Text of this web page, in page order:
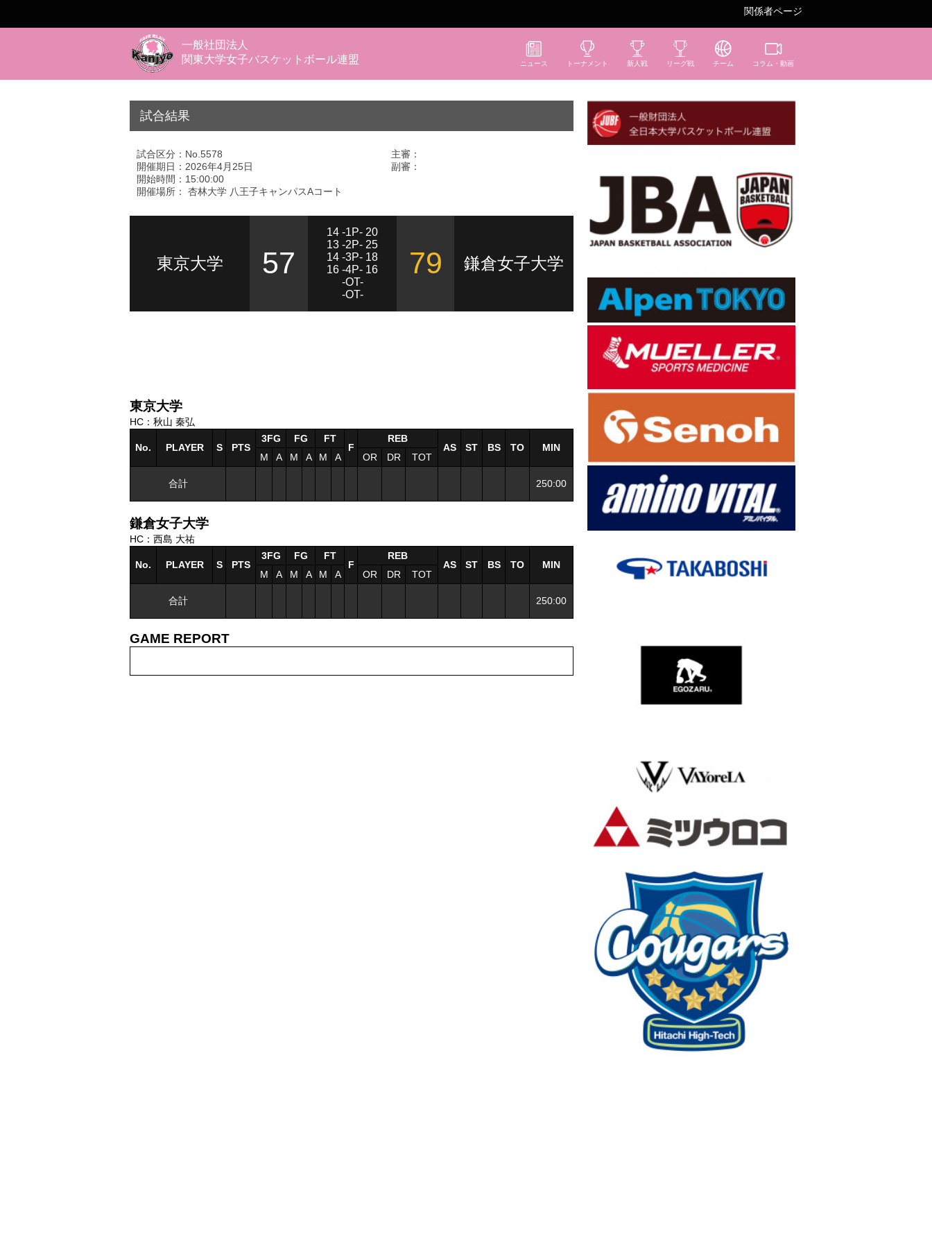
関係者ページ
一般社団法人
関東大学女子バスケットボール連盟
ニュース トーナメント 新人戦 リーグ戦 チーム コラム・動画
試合結果
試合区分：No.5578
開催期日：2026年4月25日
開始時間：15:00:00
開催場所： 杏林大学 八王子キャンパスAコート
主審：
副審：
東京大学 57
14 -1P- 20
13 -2P- 25
14 -3P- 18
16 -4P- 16
-OT-
-OT-
79 鎌倉女子大学
東京大学
HC：秋山 秦弘
No. PLAYER S PTS
3FG FG
FT
F
REB
AS
ST BS TO
MIN
M
A M A M A OR DR TOT
合計 250:00
鎌倉女子大学
HC：西島 大祐
No. PLAYER S PTS
3FG FG
FT
F
REB
AS
ST BS TO
MIN
M
A M A M A OR DR TOT
合計 250:00
GAME REPORT